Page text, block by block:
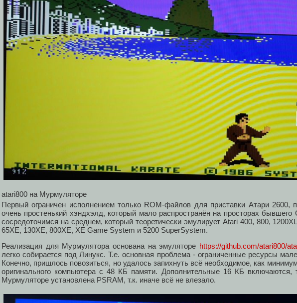
atari800 на Мурмуляторе
Первый ограничен исполнением только ROM-файлов для приставки Атари 2600,
очень простенький хэндхэлд, который мало распространён на просторах бывшего
сосредоточимся на среднем, который теоретически эмулирует Atari 400, 800,
65XE, 130XE, 800XE, XE Game System и 5200 SuperSystem.
Реализация для Мурмулятора основана на эмуляторе https://github.com/atari800/
легко собирается под Линукс. Т.е. основная проблема - ограниченные ресурсы
Конечно, пришлось повозиться, но удалось запихнуть всё необходимое, как
оригинального компьютера с 48 КБ памяти. Дополнительные 16 КБ включаются,
Мурмуляторе установлена PSRAM, т.к. иначе всё не влезало.